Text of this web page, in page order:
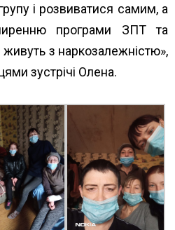
і розвиватися самим, а
програми ЗПТ та
живуть з наркозалежністю»,
зустрічі Олена.